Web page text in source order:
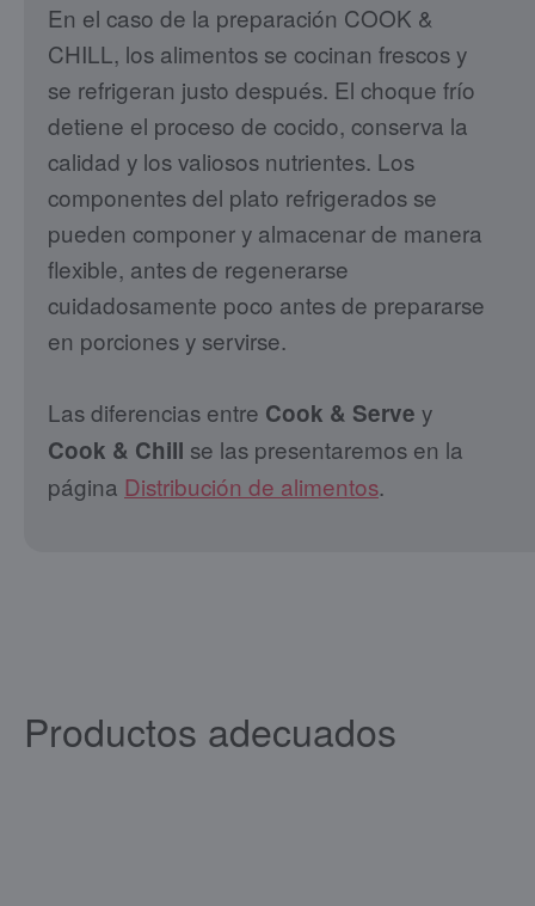
En el caso de la preparación COOK &
CHILL, los alimentos se cocinan frescos y
se refrigeran justo después. El choque frío
detiene el proceso de cocido, conserva la
calidad y los valiosos nutrientes. Los
componentes del plato refrigerados se
pueden componer y almacenar de manera
flexible, antes de regenerarse
cuidadosamente poco antes de prepararse
en porciones y servirse.
Las diferencias entre Cook & Serve y
Cook & Chill se las presentaremos en la
página Distribución de alimentos.
Productos adecuados